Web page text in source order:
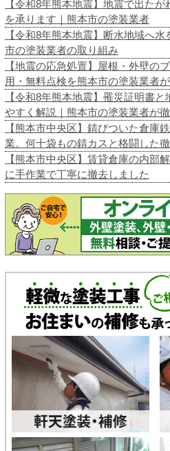
【令和8年熊本地震】地震で出た
を承ります｜熊本市の塗装業者
【令和8年熊本地震】断水地域へ
市の塗装業者の取り組み
【地震の応急処置】屋根・外壁の
用・無料点検を熊本市の塗装業者
【令和8年熊本地震】罹災証明書
やすく解説｜熊本市の塗装業者が
【熊本市中央区】錆びついた倉庫
業。何十袋もの錆カスと格闘した
【熊本市中央区】賃貸倉庫の内部
に手作業で丁寧に撤去しました